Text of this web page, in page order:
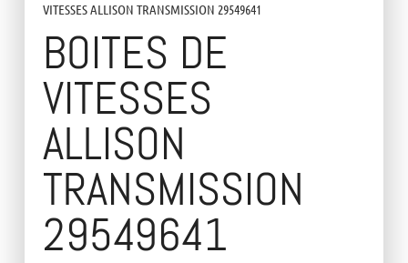
VITESSES ALLISON TRANSMISSION 29549641
BOITES DE
VITESSES
ALLISON
TRANSMISSION
29549641